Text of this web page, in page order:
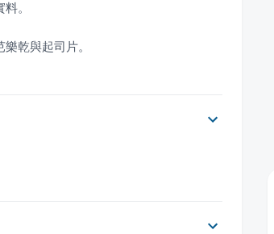
乾與起司片。